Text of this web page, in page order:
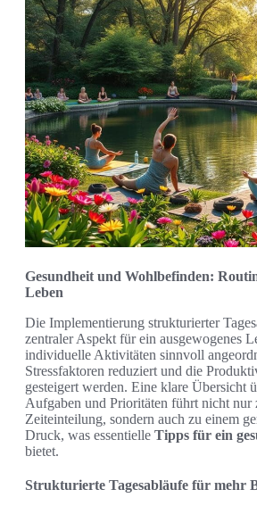
Gesundheit und Wohlbefinden:
Leben
Die Implementierung strukturierter
zentraler Aspekt für ein ausgewogenes
individuelle Aktivitäten sinnvoll
Stressfaktoren reduziert und die
gesteigert werden. Eine klare Übersicht
Aufgaben und Prioritäten führt nicht nur
Zeiteinteilung, sondern auch zu einem
Druck, was essentielle Tipps für ein
bietet.
Strukturierte Tagesabläufe für mehr